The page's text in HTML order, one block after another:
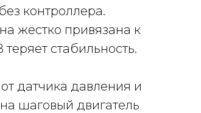
контроллера.
жёстко привязана к
стабильность.
датчика давления и
шаговый двигатель